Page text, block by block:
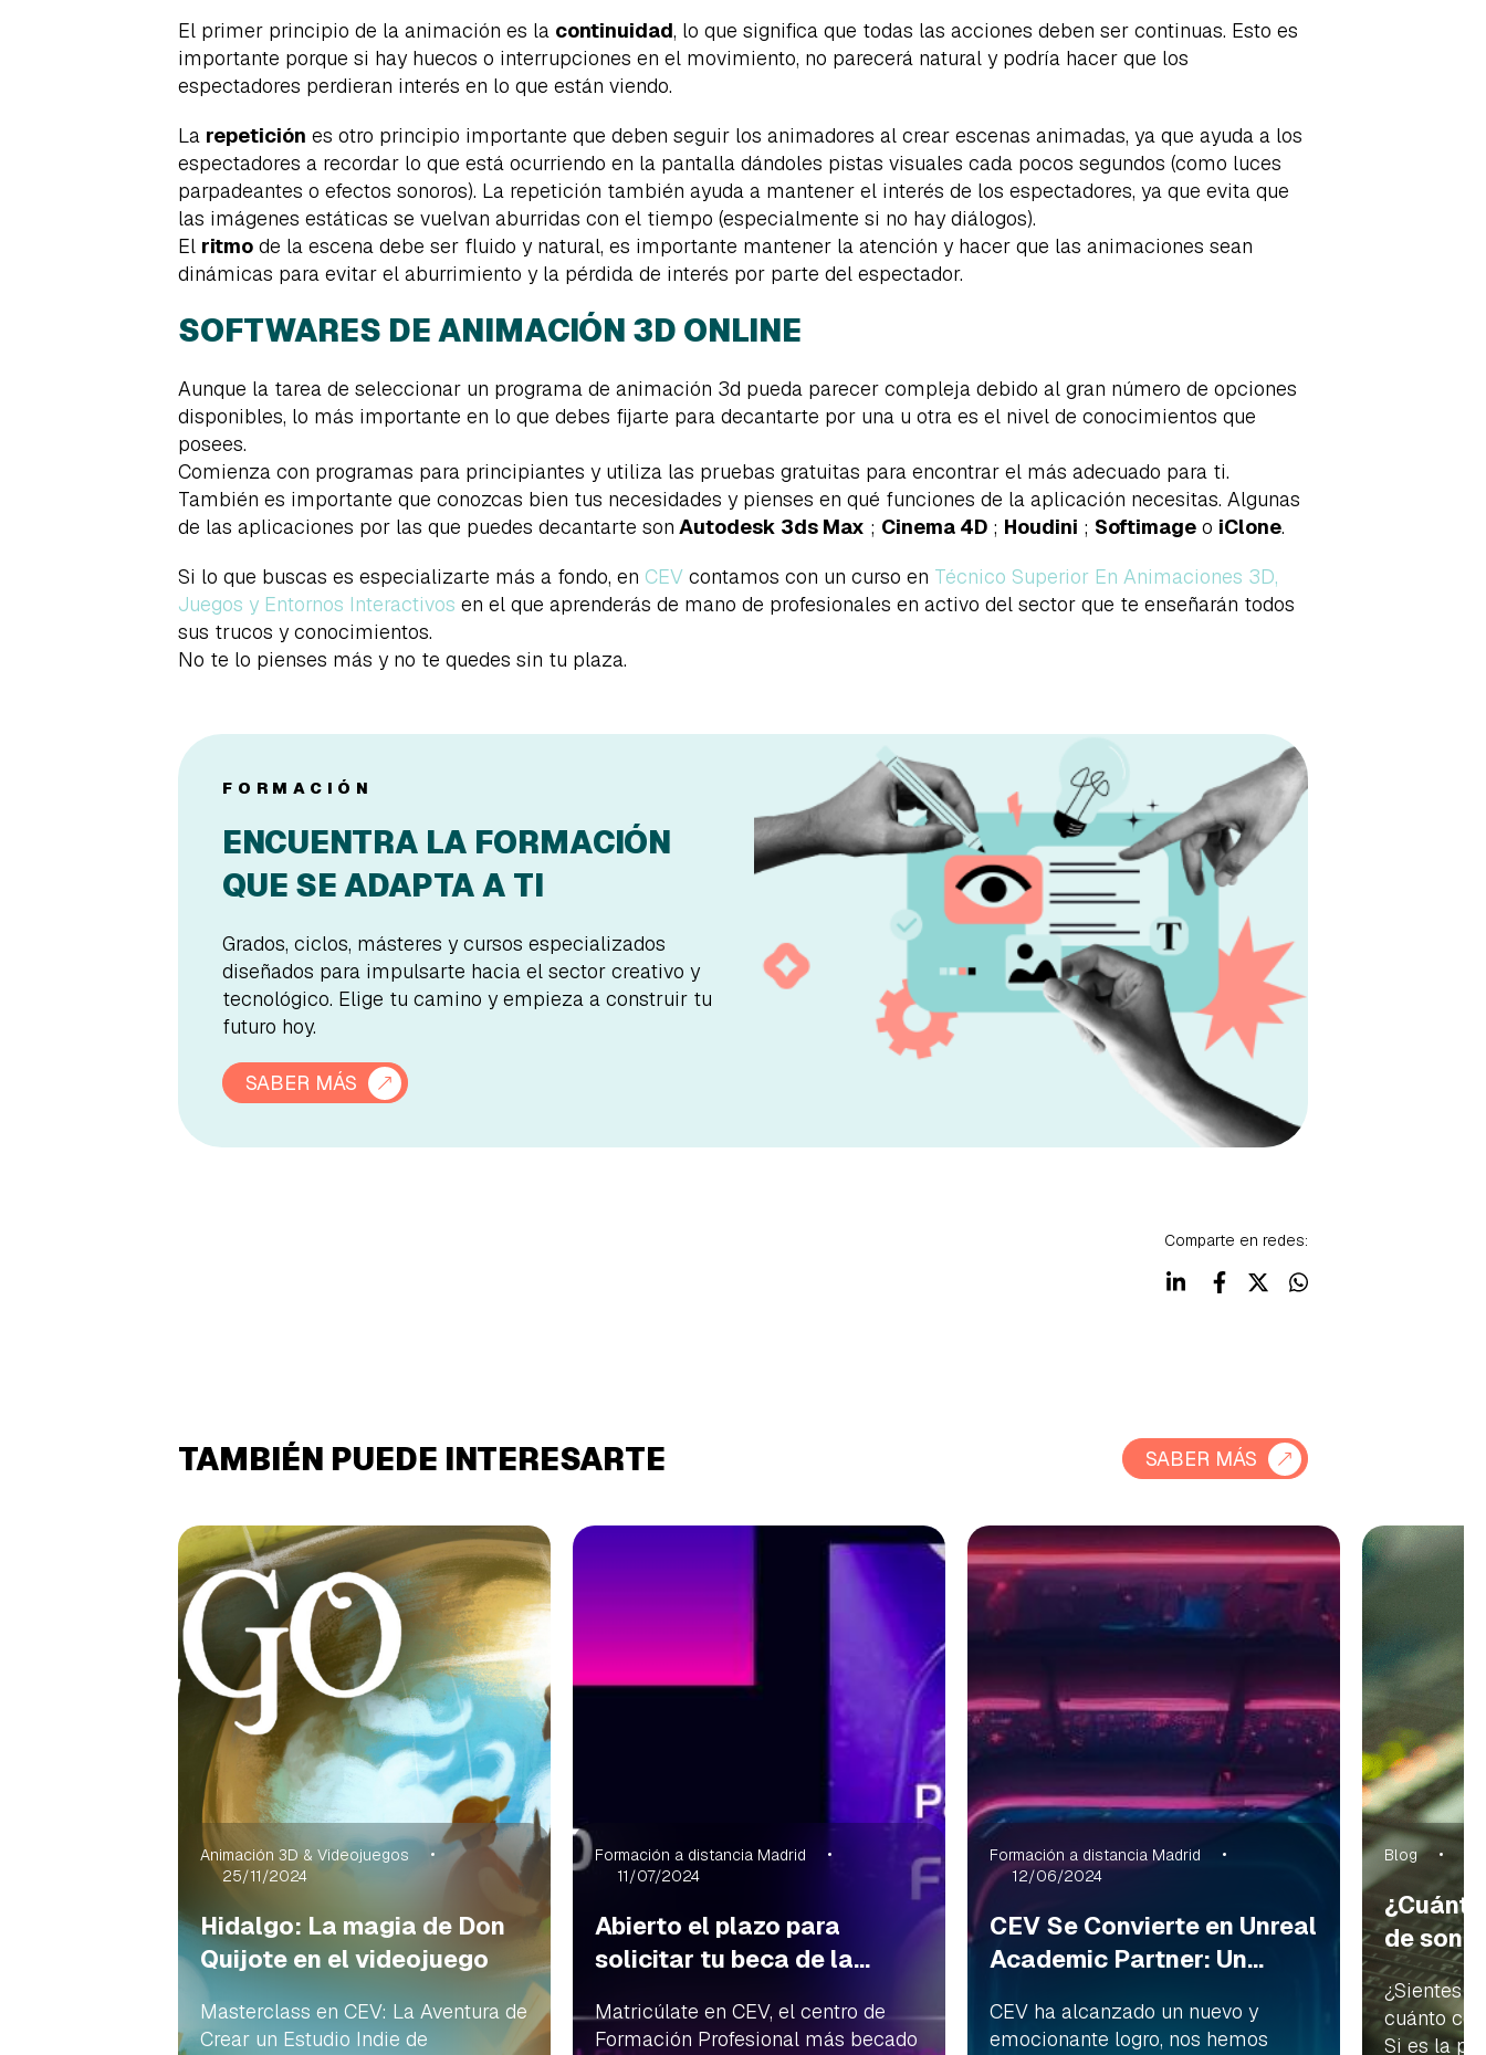
El primer principio de la animación es la continuidad, lo que significa que todas las acciones deben ser continuas. Esto es
importante porque si hay huecos o interrupciones en el movimiento, no parecerá natural y podría hacer que los
espectadores perdieran interés en lo que están viendo.
La repetición es otro principio importante que deben seguir los animadores al crear escenas animadas, ya que ayuda a los
espectadores a recordar lo que está ocurriendo en la pantalla dándoles pistas visuales cada pocos segundos (como luces
parpadeantes o efectos sonoros). La repetición también ayuda a mantener el interés de los espectadores, ya que evita que
las imágenes estáticas se vuelvan aburridas con el tiempo (especialmente si no hay diálogos).
El ritmo de la escena debe ser fluido y natural, es importante mantener la atención y hacer que las animaciones sean
dinámicas para evitar el aburrimiento y la pérdida de interés por parte del espectador.
SOFTWARES DE ANIMACIÓN 3D ONLINE
Aunque la tarea de seleccionar un programa de animación 3d pueda parecer compleja debido al gran número de opciones
disponibles, lo más importante en lo que debes fijarte para decantarte por una u otra es el nivel de conocimientos que
posees.
Comienza con programas para principiantes y utiliza las pruebas gratuitas para encontrar el más adecuado para ti.
También es importante que conozcas bien tus necesidades y pienses en qué funciones de la aplicación necesitas. Algunas
de las aplicaciones por las que puedes decantarte son Autodesk 3ds Max ; Cinema 4D ; Houdini ; Softimage o iClone.
Si lo que buscas es especializarte más a fondo, en CEV contamos con un curso en Técnico Superior En Animaciones 3D,
Juegos y Entornos Interactivos en el que aprenderás de mano de profesionales en activo del sector que te enseñarán todos
sus trucos y conocimientos.
No te lo pienses más y no te quedes sin tu plaza.
FORMACIÓN
ENCUENTRA LA FORMACIÓN
QUE SE ADAPTA A TI
Grados, ciclos, másteres y cursos especializados
diseñados para impulsarte hacia el sector creativo y
tecnológico. Elige tu camino y empieza a construir tu
futuro hoy.
SABER MÁS
Comparte en redes:
TAMBIÉN PUEDE INTERESARTE SABER MÁS
Animación 3D & Videojuegos
25/11/2024
Hidalgo: La magia de Don
Quijote en el videojuego
Masterclass en CEV: La Aventura de
Crear un Estudio Indie de
Formación a distancia Madrid
11/07/2024
Abierto el plazo para
solicitar tu beca de la...
Matricúlate en CEV, el centro de
Formación Profesional más becado
Formación a distancia Madrid
12/06/2024
CEV Se Convierte en Unreal
Academic Partner: Un...
CEV ha alcanzado un nuevo y
emocionante logro, nos hemos
Blog
de
¿Sientes
cuánto
Si es la